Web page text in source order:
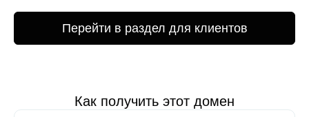
Перейти в раздел для клиентов
Как получить этот домен